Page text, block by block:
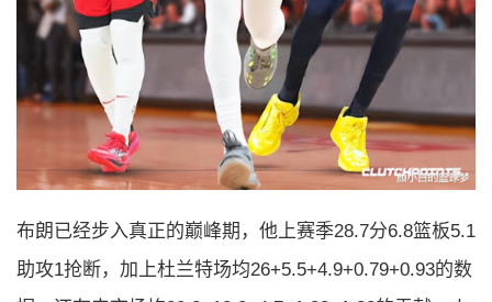
布朗已经步入真正的巅峰期，他上赛季28.7分6.8篮板5.1
助攻1抢断，加上杜兰特场均26+5.5+4.9+0.79+0.93的数